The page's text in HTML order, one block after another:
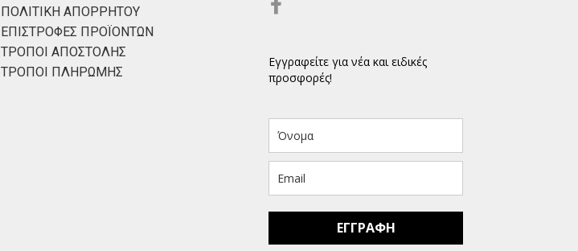
ΠΟΛΙΤΙΚΗ ΑΠΟΡΡΗΤΟΥ
ΕΠΙΣΤΡΟΦΕΣ ΠΡΟΪΟΝΤΩΝ
ΤΡΟΠΟΙ ΑΠΟΣΤΟΛΗΣ
ΤΡΟΠΟΙ ΠΛΗΡΩΜΗΣ
Εγγραφείτε για νέα και ειδικές
προσφορές!
ΕΓΓΡΑΦΗ